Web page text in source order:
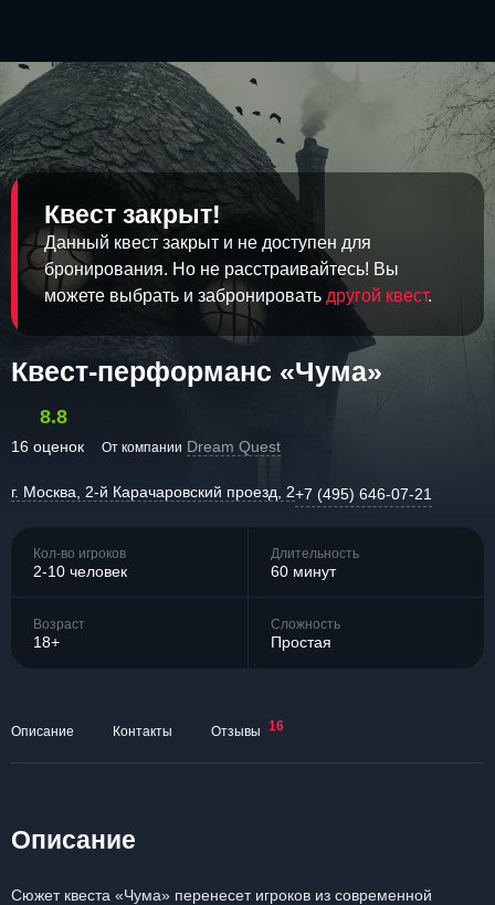
Квест закрыт!
Данный квест закрыт и не доступен для
бронирования. Но не расстраивайтесь! Вы
можете выбрать и забронировать другой квест.
Квест-перформанс «Чума»
8.8
16 оценок От компании Dream Quest
г. Москва, 2-й Карачаровский проезд, 2+7 (495) 646-07-21
Кол-во игроков
2-10 человек
Длительность
60 минут
Возраст
18+
Сложность
Простая
Описание Контакты Отзывы 16
Описание
Сюжет квеста «Чума» перенесет игроков из современной